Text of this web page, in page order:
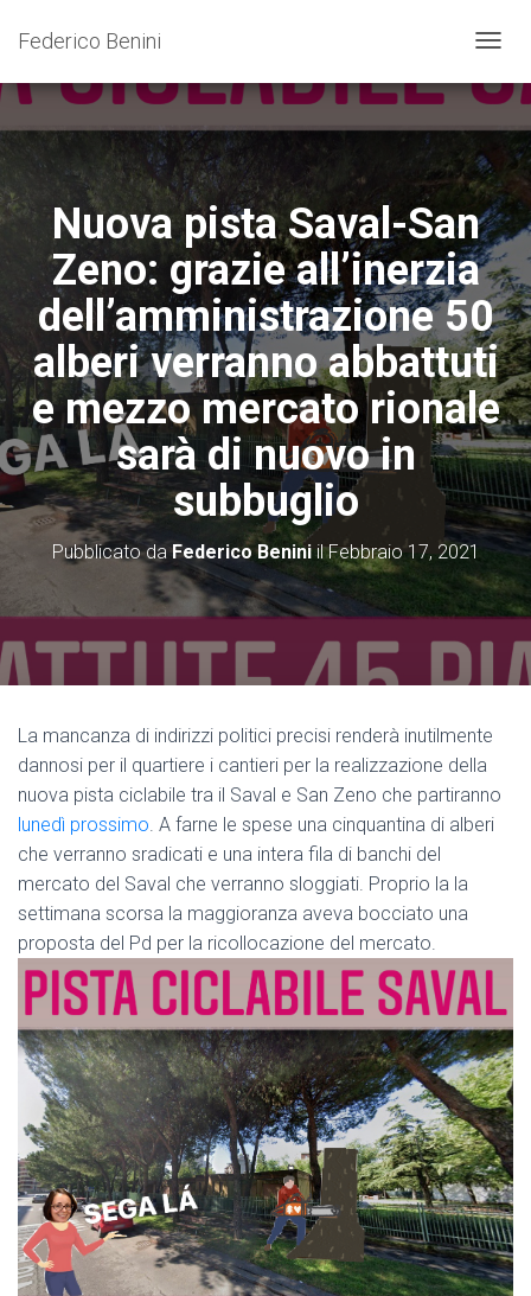
Federico Benini
A
V
A
Z
I
O
N
E
T
O
G
G
L
E
Nuova pista Saval-San
Zeno: grazie all’inerzia
dell’amministrazione 50
alberi verranno abbattuti
e mezzo mercato rionale
sarà di nuovo in
subbuglio
Pubblicato daFederico BeniniilFebbraio 17, 2021
La mancanza di indirizzi politici precisi renderà inutilmente
dannosi per il quartiere i cantieri per la realizzazione della
nuova pista ciclabile tra il Saval e San Zeno che partiranno
lunedì prossimo. A farne le spese una cinquantina di alberi
che verranno sradicati e una intera fila di banchi del
mercato del Saval che verranno sloggiati. Proprio la la
settimana scorsa la maggioranza aveva bocciato una
proposta del Pd per la ricollocazione del mercato.